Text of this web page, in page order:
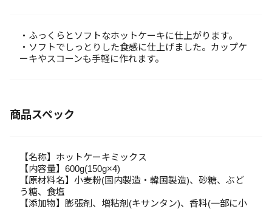
・ふっくらとソフトなホットケーキに仕上がります。
・ソフトでしっとりした食感に仕上げました。カップケ
ーキやスコーンも手軽に作れます。
商品スペック
【名称】ホットケーキミックス
【内容量】600g(150g×4)
【原材料名】小麦粉(国内製造・韓国製造)、砂糖、ぶど
う糖、食塩
【添加物】膨張剤、増粘剤(キサンタン)、香料(一部に小